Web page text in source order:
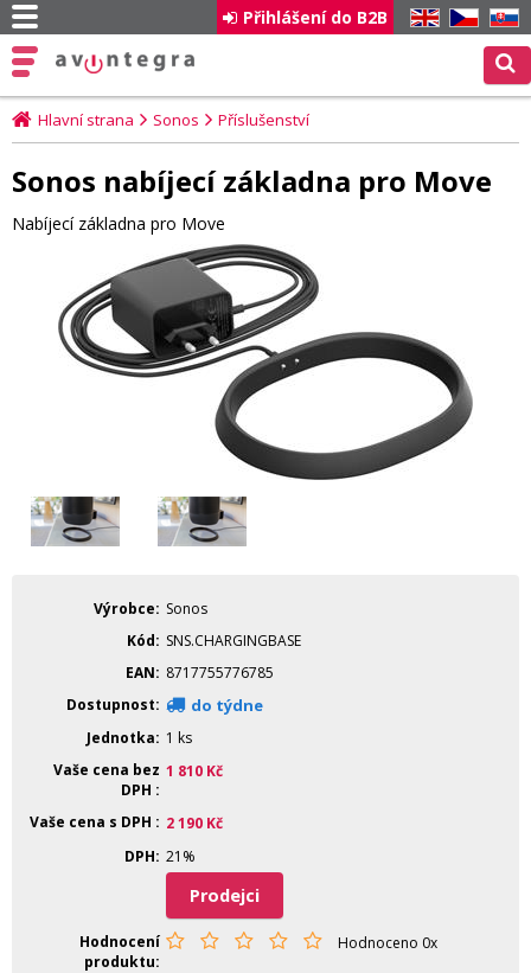
EN CZ SK
Přihlášení do B2B
Hlavní strana Sonos Příslušenství
Sonos nabíjecí základna pro Move
Nabíjecí základna pro Move
Výrobce
Sonos
Kód
SNS.CHARGINGBASE
EAN
8717755776785
Dostupnost
do týdne
Jednotka
1 ks
Vaše cena bez
DPH
1 810 Kč
Vaše cena s DPH 2 190 Kč
DPH 21%
Prodejci
Hodnocení
produktu
Hodnoceno 0x